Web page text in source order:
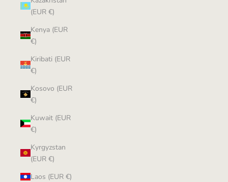
(EUR €)
Kenya (EUR
€)
Kiribati (EUR
€)
Kosovo (EUR
€)
Kuwait (EUR
€)
Kyrgyzstan
(EUR €)
Laos (EUR €)